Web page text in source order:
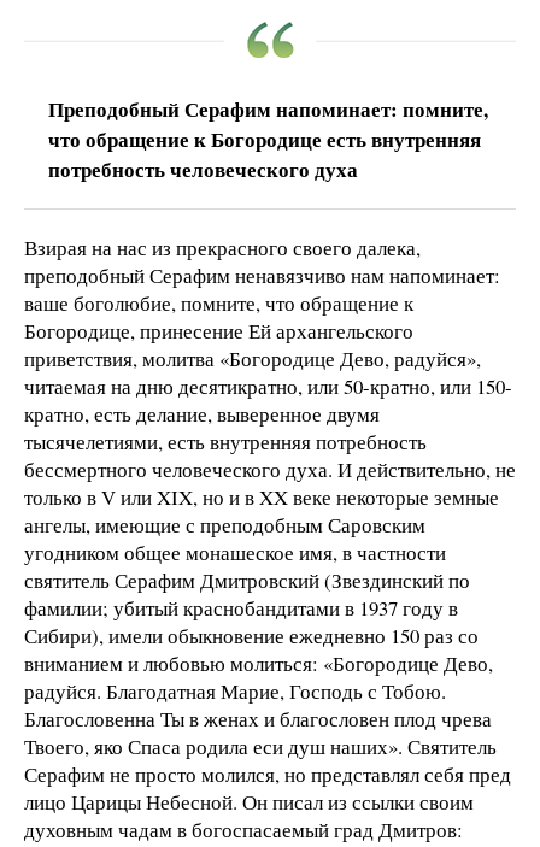
Преподобный Серафим напоминает: помните,
что обращение к Богородице есть внутренняя
потребность человеческого духа
Взирая на нас из прекрасного своего далека,
преподобный Серафим ненавязчиво нам напоминает:
ваше боголюбие, помните, что обращение к
Богородице, принесение Ей архангельского
приветствия, молитва «Богородице Дево, радуйся»,
читаемая на дню десятикратно, или 50-кратно, или 150-
кратно, есть делание, выверенное двумя
тысячелетиями, есть внутренняя потребность
бессмертного человеческого духа. И действительно, не
только в V или XIX, но и в XX веке некоторые земные
ангелы, имеющие с преподобным Саровским
угодником общее монашеское имя, в частности
святитель Серафим Дмитровский (Звездинский по
фамилии; убитый краснобандитами в 1937 году в
Сибири), имели обыкновение ежедневно 150 раз со
вниманием и любовью молиться: «Богородице Дево,
радуйся. Благодатная Марие, Господь с Тобою.
Благословенна Ты в женах и благословен плод чрева
Твоего, яко Спаса родила еси душ наших». Святитель
Серафим не просто молился, но представлял себя пред
лицо Царицы Небесной. Он писал из ссылки своим
духовным чадам в богоспасаемый град Дмитров: